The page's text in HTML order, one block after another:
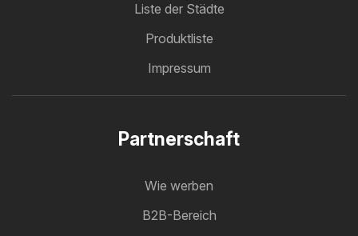
Liste der Städte
Produktliste
Impressum
Partnerschaft
Wie werben
B2B-Bereich